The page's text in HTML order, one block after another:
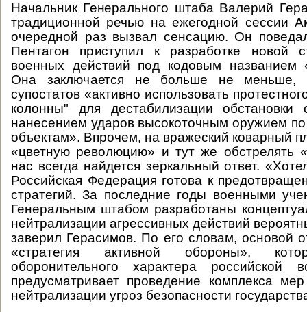
Начальник Генерального штаба Валерий
традиционной речью на ежегодной сессии
очередной раз вызвал сенсацию. Он
Пентагон приступил к разработке новой
военных действий под кодовым названием
Она заключается не больше не меньше,
супостатов «активно использовать
колонны" для дестабилизации
нанесением ударов высокоточным оружием
объектам». Впрочем, на вражеский коварный
«цветную революцию» и тут же обстрелять
нас всегда найдется зеркальный ответ.
Российская Федерация готова к
стратегий. За последние годы военными
Генеральным штабом разработаны
нейтрализации агрессивных действий
заверил Герасимов. По его словам, основой
«стратегия активной обороны»,
оборонительного характера российской
предусматривает проведение комплекса
нейтрализации угроз безопасности